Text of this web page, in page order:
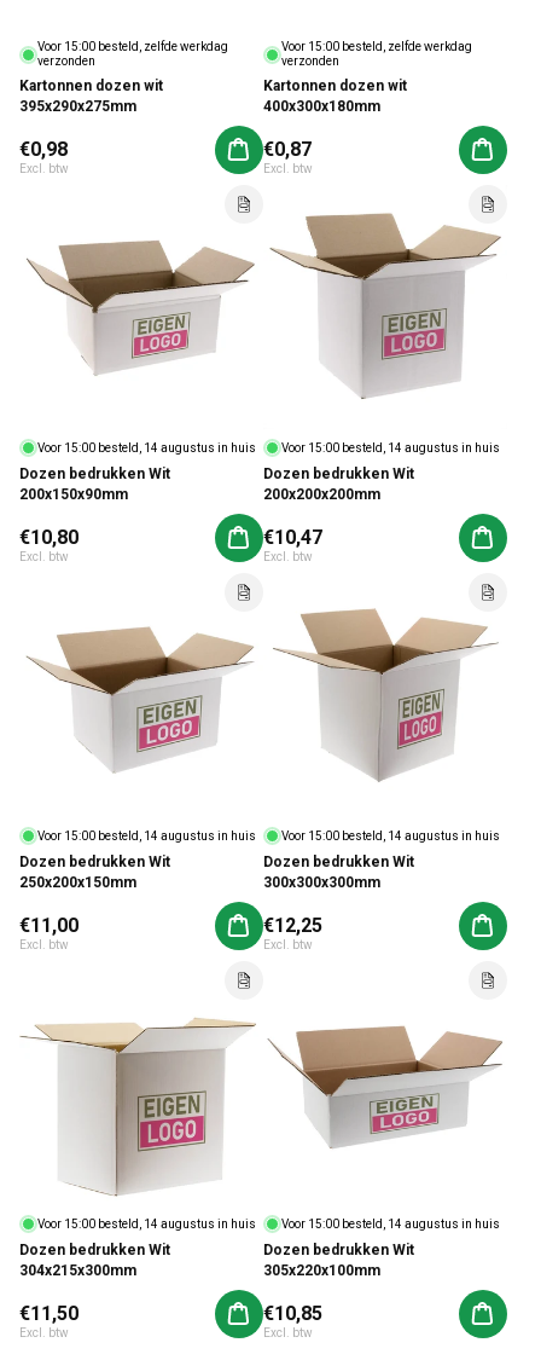
Voor 15:00 besteld, zelfde werkdag
verzonden
Kartonnen dozen wit
395x290x275mm
Normale prijs
€0,98
Excl. btw
Aan winkelwagen toevoegen
Voor 15:00 besteld, zelfde werkdag
verzonden
Kartonnen dozen wit
400x300x180mm
Normale prijs
€0,87
Excl. btw
Aan
Voor 15:00 besteld, 14 augustus in huis
Dozen bedrukken Wit
200x150x90mm
Normale prijs
€10,80
Excl. btw
Aan winkelwagen toevoegen
Voor 15:00 besteld, 14 augustus in huis
Dozen bedrukken Wit
200x200x200mm
Normale prijs
€10,47
Excl. btw
Aan
Voor 15:00 besteld, 14 augustus in huis
Dozen bedrukken Wit
250x200x150mm
Normale prijs
€11,00
Excl. btw
Aan winkelwagen toevoegen
Voor 15:00 besteld, 14 augustus in huis
Dozen bedrukken Wit
300x300x300mm
Normale prijs
€12,25
Excl. btw
Aan
Voor 15:00 besteld, 14 augustus in huis
Dozen bedrukken Wit
304x215x300mm
Normale prijs
€11,50
Excl. btw
Aan winkelwagen toevoegen
Voor 15:00 besteld, 14 augustus in huis
Dozen bedrukken Wit
305x220x100mm
Normale prijs
€10,85
Excl. btw
Aan